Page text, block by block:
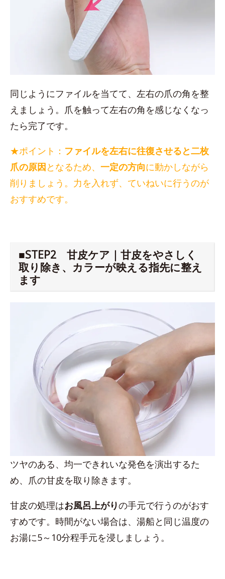
同じようにファイルを当てて、左右の爪の角を整
えましょう。爪を触って左右の角を感じなくなっ
たら完了です。
★ポイント： ファイルを左右に往復させると二枚
爪の原因となるため、 一定の方向に動かしながら
削りましょう。力を入れず、ていねいに行うのが
おすすめです。
■STEP2 甘皮ケア｜甘皮をやさしく
取り除き、カラーが映える指先に整え
ます
ツヤのある、均一できれいな発色を演出するた
め、爪の甘皮を取り除きます。
甘皮の処理はお風呂上がりの手元で行うのがおす
すめです。時間がない場合は、湯船と同じ温度の
お湯に5～10分程手元を浸しましょう。